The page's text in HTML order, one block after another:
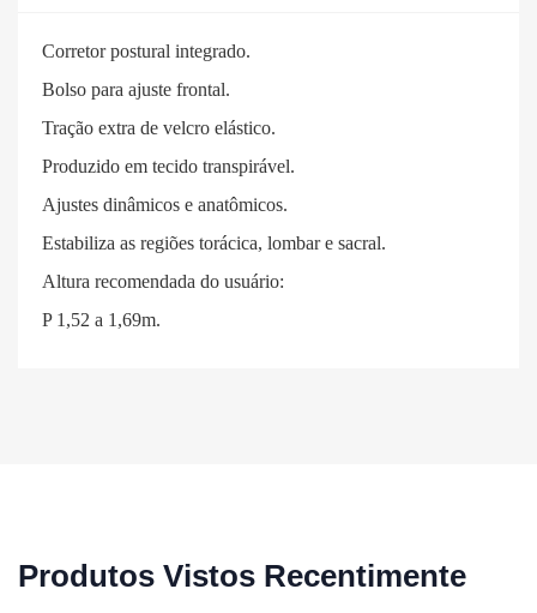
Corretor postural integrado.
Bolso para ajuste frontal.
Tração extra de velcro elástico.
Produzido em tecido transpirável.
Ajustes dinâmicos e anatômicos.
Estabiliza as regiões torácica, lombar e sacral.
Altura recomendada do usuário:
P 1,52 a 1,69m.
Produtos Vistos Recentimente